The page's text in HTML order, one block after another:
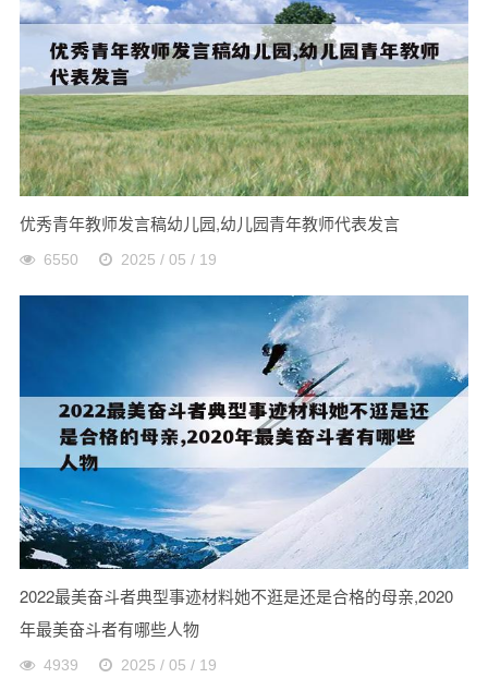
优秀青年教师发言稿幼儿园,幼儿园青年教师代表发言
6550 2025 / 05 / 19
2022最美奋斗者典型事迹材料她不逛是还是合格的母亲,2020
年最美奋斗者有哪些人物
4939 2025 / 05 / 19